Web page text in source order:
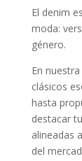
El denim
moda:
género.
En
clásicos
hasta
destacar
alineadas
del